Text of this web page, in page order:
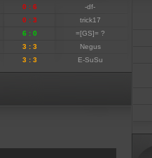
0 : 6
-df-
0 : 3
trick17
6 : 0
=[GS]= ?
3 : 3
Negus
3 : 3 E-SuSu